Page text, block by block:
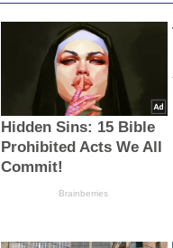
Hidden Sins: 15 Bible
Prohibited Acts We All
Commit!
Brainberries